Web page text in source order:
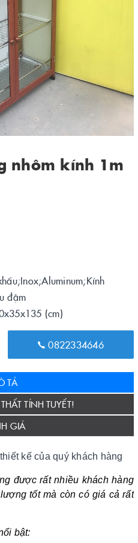
nhôm kính 1m
đậm
(cm)
0822334646
TẢ
TÍNH TUYẾT!
GIÁ
kế của quý khách hàng
được rất nhiều khách hàng
tốt mà còn có giá cả rất
bật: